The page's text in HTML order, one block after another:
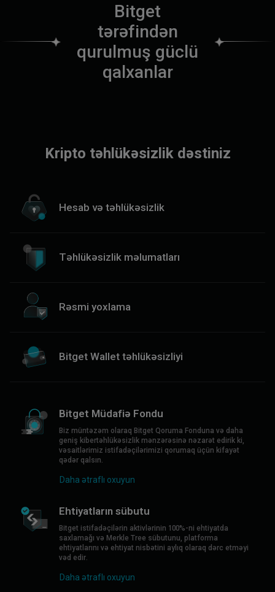
Bitget
tərəfindən
qurulmuş güclü
qalxanlar
Kripto təhlükəsizlik dəstiniz
Hesab və təhlükəsizlik
Təhlükəsizlik məlumatları
Rəsmi yoxlama
Bitget Wallet təhlükəsizliyi
Bitget Müdafiə Fondu
Biz müntəzəm olaraq Bitget Qoruma Fonduna və daha
geniş kibertəhlükəsizlik mənzərəsinə nəzarət edirik ki,
vəsaitlərimiz istifadəçilərimizi qorumaq üçün kifayət
qədər qalsın.
Daha ətraflı oxuyun
Ehtiyatların sübutu
Bitget istifadəçilərin aktivlərinin 100%-ni ehtiyatda
saxlamağı və Merkle Tree sübutunu, platforma
ehtiyatlarını və ehtiyat nisbətini aylıq olaraq dərc etməyi
vəd edir.
Daha ətraflı oxuyun